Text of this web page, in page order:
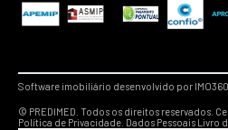
Software imobiliário desenvolvido por IMO360
© PREDIMED. Todos os direitos reservados.
Política de Privacidade. Dados PessoaisLivro